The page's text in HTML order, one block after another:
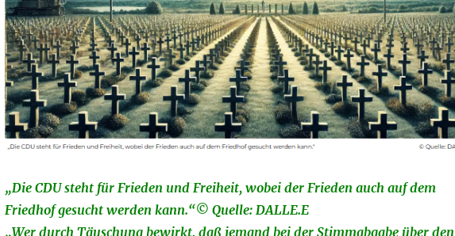
„Die CDU steht für Frieden und Freiheit, wobei der Frieden auch auf dem
Friedhof gesucht werden kann.“© Quelle: DALLE.E
„Wer durch Täuschung bewirkt, daß jemand bei der Stimmabgabe über den